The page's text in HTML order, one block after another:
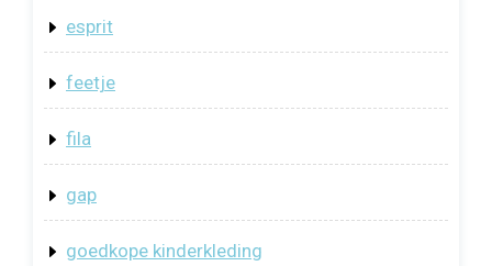
esprit
feetje
fila
gap
goedkope kinderkleding